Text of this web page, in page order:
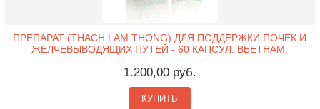
ПРЕПАРАТ (THACH LAM THONG) ДЛЯ ПОДДЕРЖКИ ПОЧЕК И
ЖЕЛЧЕВЫВОДЯЩИХ ПУТЕЙ - 60 КАПСУЛ. ВЬЕТНАМ.
1.200,00 руб.
КУПИТЬ